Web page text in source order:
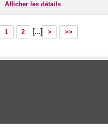
Afficher les détails
1 2 [...] > >>